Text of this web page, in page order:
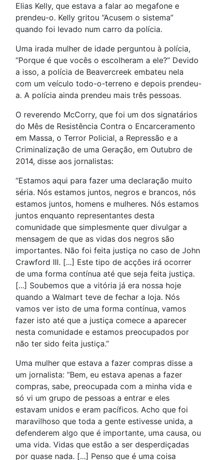
Elias Kelly, que estava a falar ao megafone e
prendeu-o. Kelly gritou “Acusem o sistema”
quando foi levado num carro da polícia.
Uma irada mulher de idade perguntou à polícia,
“Porque é que vocês o escolheram a ele?” Devido
a isso, a polícia de Beavercreek embateu nela
com um veículo todo-o-terreno e depois prendeu-
a. A polícia ainda prendeu mais três pessoas.
O reverendo McCorry, que foi um dos signatários
do Mês de Resistência Contra o Encarceramento
em Massa, o Terror Policial, a Repressão e a
Criminalização de uma Geração, em Outubro de
2014, disse aos jornalistas:
“Estamos aqui para fazer uma declaração muito
séria. Nós estamos juntos, negros e brancos, nós
estamos juntos, homens e mulheres. Nós estamos
juntos enquanto representantes desta
comunidade que simplesmente quer divulgar a
mensagem de que as vidas dos negros são
importantes. Não foi feita justiça no caso de John
Crawford III. [...] Este tipo de acções irá ocorrer
de uma forma contínua até que seja feita justiça.
[...] Soubemos que a vitória já era nossa hoje
quando a Walmart teve de fechar a loja. Nós
vamos ver isto de uma forma contínua, vamos
fazer isto até que a justiça comece a aparecer
nesta comunidade e estamos preocupados por
não ter sido feita justiça.”
Uma mulher que estava a fazer compras disse a
um jornalista: “Bem, eu estava apenas a fazer
compras, sabe, preocupada com a minha vida e
só vi um grupo de pessoas a entrar e eles
estavam unidos e eram pacíficos. Acho que foi
maravilhoso que toda a gente estivesse unida, a
defenderem algo que é importante, uma causa, ou
uma vida. Vidas que estão a ser desperdiçadas
por quase nada. [...] Penso que é uma coisa